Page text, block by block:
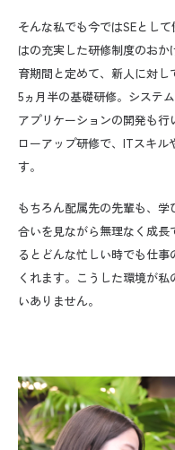
そんな私でも今ではSEとして
はの充実した研修制度のおか
育期間と定めて、新人に対
5ヵ月半の基礎研修。システ
アプリケーションの開発も
ローアップ研修で、 ITスキル
す。
もちろん配属先の先輩も、
合いを見ながら無理なく成
るとどんな忙しい時でも仕
くれます。こうした環境が
いありません。